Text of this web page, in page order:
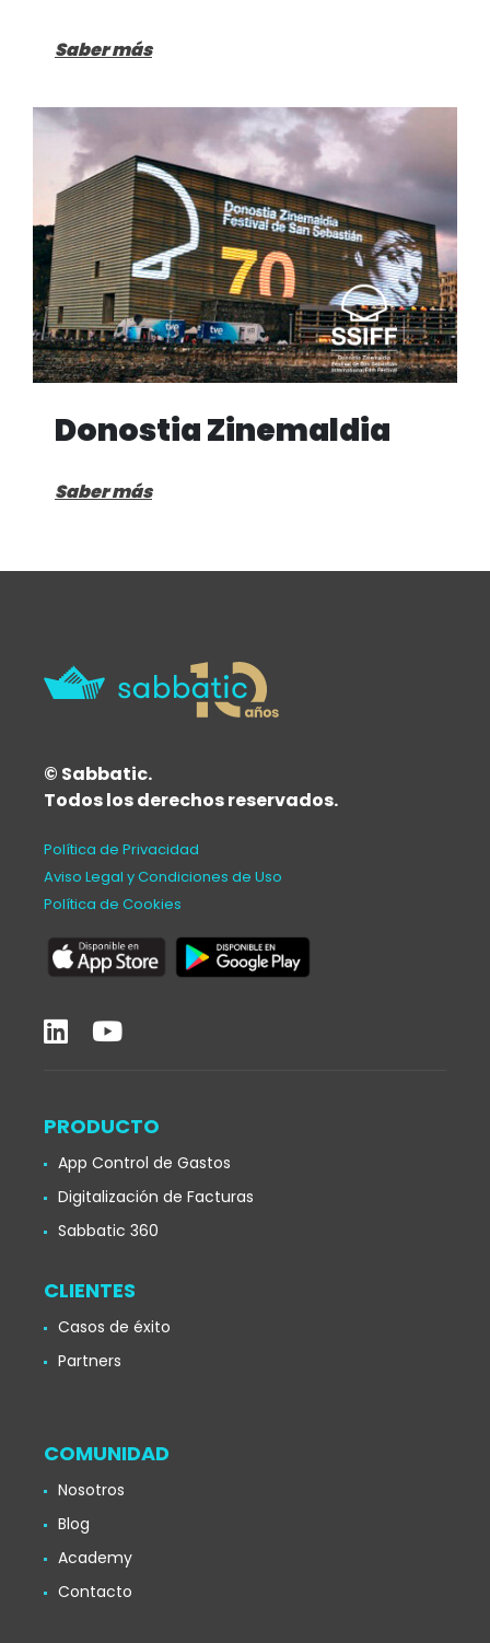
Saber más
Donostia Zinemaldia
Saber más
© Sabbatic.
Todos los derechos reservados.
Política de Privacidad
Aviso Legal y Condiciones de Uso
Política de Cookies
PRODUCTO
App Control de Gastos
Digitalización de Facturas
Sabbatic 360
CLIENTES
Casos de éxito
Partners
COMUNIDAD
Nosotros
Blog
Academy
Contacto